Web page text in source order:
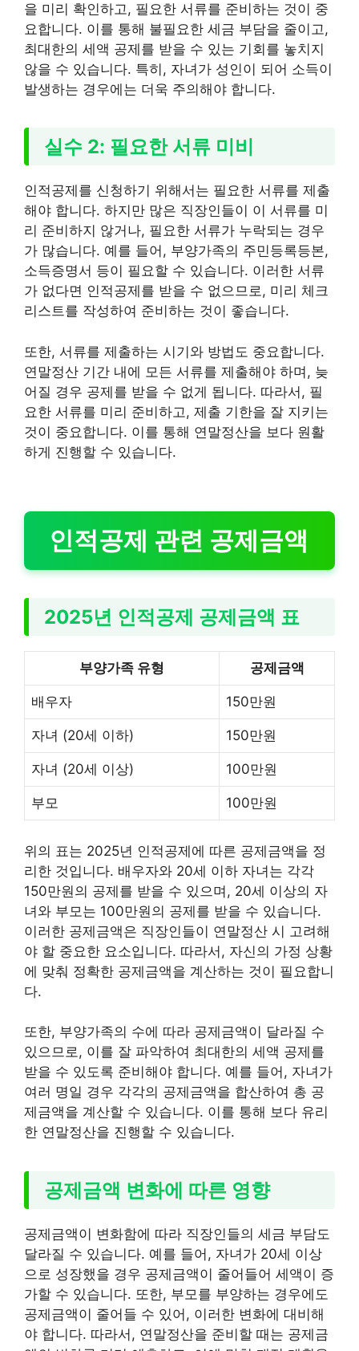
을 미리 확인하고, 필요한 서류를 준비하는 것이 중
요합니다. 이를 통해 불필요한 세금 부담을 줄이고,
최대한의 세액 공제를 받을 수 있는 기회를 놓치지
않을 수 있습니다. 특히, 자녀가 성인이 되어 소득이
발생하는 경우에는 더욱 주의해야 합니다.
실수 2: 필요한 서류 미비
인적공제를 신청하기 위해서는 필요한 서류를 제출
해야 합니다. 하지만 많은 직장인들이 이 서류를 미
리 준비하지 않거나, 필요한 서류가 누락되는 경우
가 많습니다. 예를 들어, 부양가족의 주민등록등본,
소득증명서 등이 필요할 수 있습니다. 이러한 서류
가 없다면 인적공제를 받을 수 없으므로, 미리 체크
리스트를 작성하여 준비하는 것이 좋습니다.
또한, 서류를 제출하는 시기와 방법도 중요합니다.
연말정산 기간 내에 모든 서류를 제출해야 하며, 늦
어질 경우 공제를 받을 수 없게 됩니다. 따라서, 필
요한 서류를 미리 준비하고, 제출 기한을 잘 지키는
것이 중요합니다. 이를 통해 연말정산을 보다 원활
하게 진행할 수 있습니다.
인적공제 관련 공제금액
2025년 인적공제 공제금액 표
부양가족 유형 공제금액
배우자 150만원
자녀 (20세 이하) 150만원
자녀 (20세 이상) 100만원
부모 100만원
위의 표는 2025년 인적공제에 따른 공제금액을 정
리한 것입니다. 배우자와 20세 이하 자녀는 각각
150만원의 공제를 받을 수 있으며, 20세 이상의 자
녀와 부모는 100만원의 공제를 받을 수 있습니다.
이러한 공제금액은 직장인들이 연말정산 시 고려해
야 할 중요한 요소입니다. 따라서, 자신의 가정 상황
에 맞춰 정확한 공제금액을 계산하는 것이 필요합니
다.
또한, 부양가족의 수에 따라 공제금액이 달라질 수
있으므로, 이를 잘 파악하여 최대한의 세액 공제를
받을 수 있도록 준비해야 합니다. 예를 들어, 자녀가
여러 명일 경우 각각의 공제금액을 합산하여 총 공
제금액을 계산할 수 있습니다. 이를 통해 보다 유리
한 연말정산을 진행할 수 있습니다.
공제금액 변화에 따른 영향
공제금액이 변화함에 따라 직장인들의 세금 부담도
달라질 수 있습니다. 예를 들어, 자녀가 20세 이상
으로 성장했을 경우 공제금액이 줄어들어 세액이 증
가할 수 있습니다. 또한, 부모를 부양하는 경우에도
공제금액이 줄어들 수 있어, 이러한 변화에 대비해
야 합니다. 따라서, 연말정산을 준비할 때는 공제금